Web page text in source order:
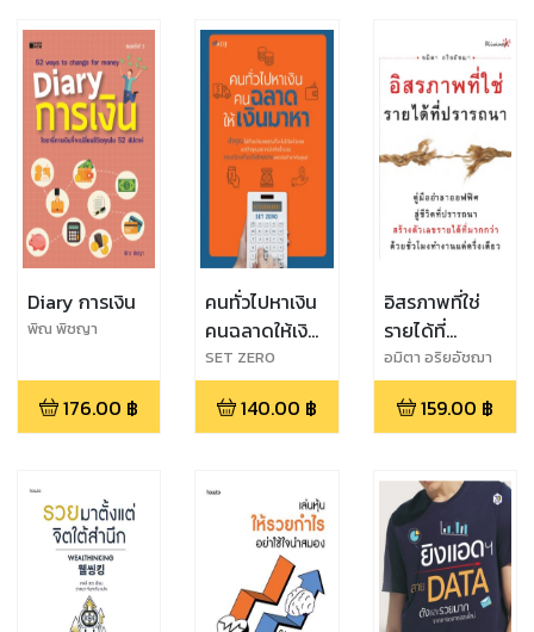
Diary การเงิน
พิณ พิชญา
176.00 ฿
คนทั่วไปหาเงิน
คนฉลาดให้เงิน
มาหา
SET ZERO
140.00 ฿
อิสรภาพที่ใช่
รายได้ที่
ปรารถนา
อมิตา อริยอัชฌา
159.00 ฿